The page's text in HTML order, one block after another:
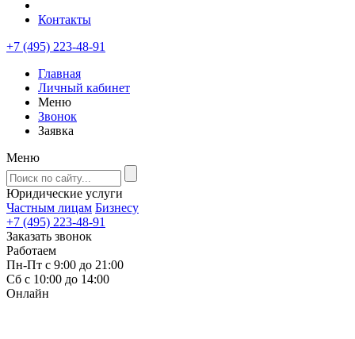
Контакты
+7 (495) 223-48-91
Главная
Личный кабинет
Меню
Звонок
Заявка
Меню
Юридические услуги
Частным лицам Бизнесу
+7 (495) 223-48-91
Заказать звонок
Работаем
Пн-Пт с 9:00 до 21:00
Сб с 10:00 до 14:00
Онлайн